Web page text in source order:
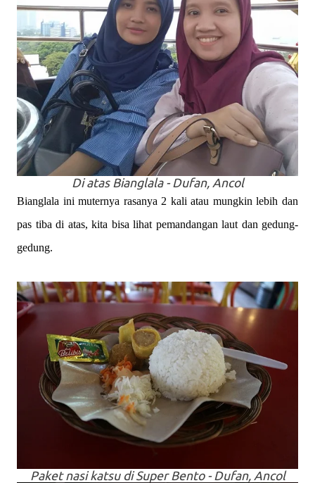
Di atas Bianglala - Dufan, Ancol
Bianglala ini muternya rasanya 2 kali atau mungkin lebih dan
pas tiba di atas, kita bisa lihat pemandangan laut dan gedung-
gedung.
Paket nasi katsu di Super Bento - Dufan, Ancol